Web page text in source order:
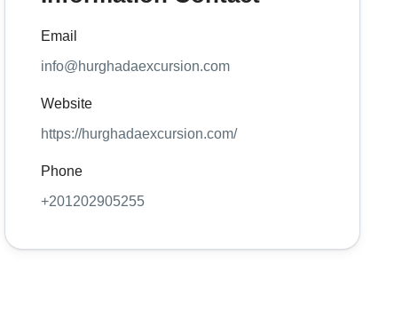
Email
info@hurghadaexcursion.com
Website
https://hurghadaexcursion.com/
Phone
+201202905255